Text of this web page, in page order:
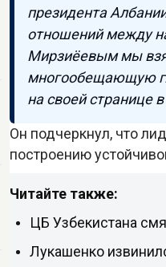
президента
отношений между
Мирзиёевым мы
многообещающую
на своей странице
Он подчеркнул, что
построению
Читайте также:
ЦБ Узбекистана
Лукашенко